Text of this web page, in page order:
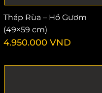
Tháp Rùa – Hồ Gươm
(49×59 cm)
4.950.000 VND